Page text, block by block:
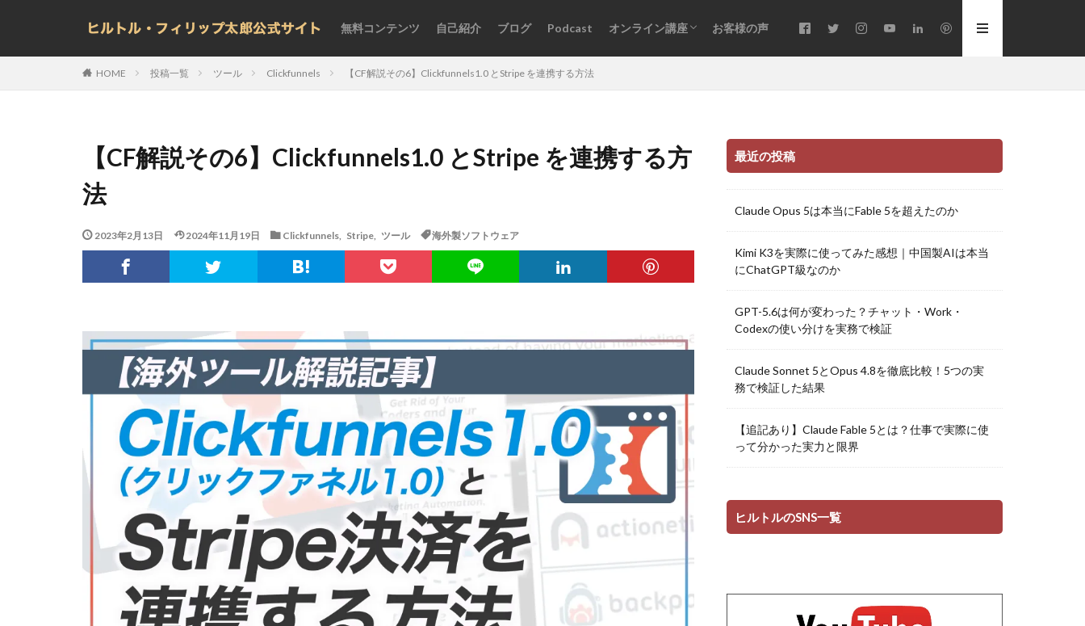
無料コンテンツ 自己紹介 ブログ Podcast オンライン講座 お客様の声
HOME 投稿一覧 ツール Clickfunnels 【CF解説その6】Clickfunnels1.0 とStripe を連携する方法
【CF解説その6】Clickfunnels1.0 とStripe を連携する方
法
2023年2月13日 2024年11月19日 Clickfunnels, Stripe, ツール 海外製ソフトウェア
最近の投稿
Claude Opus 5は本当にFable 5を超えたのか
Kimi K3を実際に使ってみた感想｜中国製AIは本当
にChatGPT級なのか
GPT-5.6は何が変わった？チャット・Work・
Codexの使い分けを実務で検証
Claude Sonnet 5とOpus 4.8を徹底比較！5つの実
務で検証した結果
【追記あり】Claude Fable 5とは？仕事で実際に使
って分かった実力と限界
ヒルトルのSNS一覧